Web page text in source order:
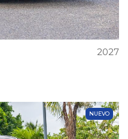
2027
NUEVO